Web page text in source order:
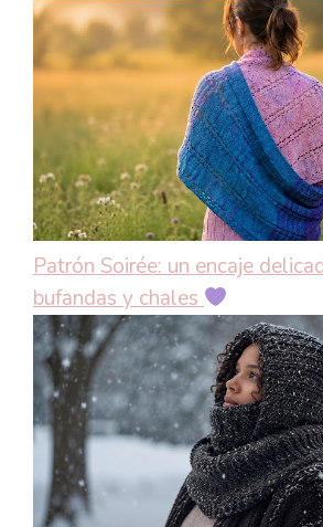
Patrón Soirée: un encaje
bufandas y chales